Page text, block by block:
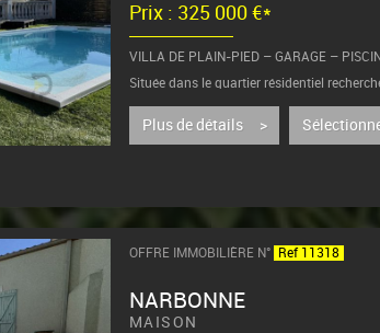
Prix : 325 000 €*
VILLA DE PLAIN-PIED – GARAGE –
Située dans le quartier résidentiel
Plus de détails >
OFFRE IMMOBILIÈRE N° Ref 11318
NARBONNE
MAISON